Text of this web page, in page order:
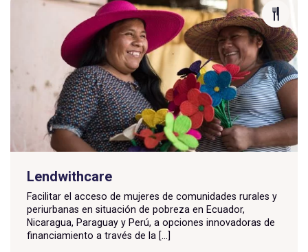
Lendwithcare
Facilitar el acceso de mujeres de comunidades rurales y
periurbanas en situación de pobreza en Ecuador,
Nicaragua, Paraguay y Perú, a opciones innovadoras de
financiamiento a través de la [...]